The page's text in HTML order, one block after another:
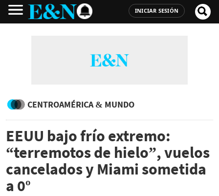
INICIAR SESIÓN
CENTROAMÉRICA & MUNDO
EEUU bajo frío extremo:
“terremotos de hielo”, vuelos
cancelados y Miami sometida
a 0º